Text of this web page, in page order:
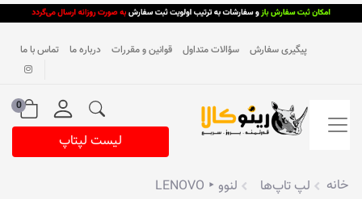
پیگیری سفارش سؤالات متداول قوانین و مقررات درباره ما تماس با ما
0
لیست لپتاپ
خانه لپ تاپ‌ها
لنوو ‣ LENOVO